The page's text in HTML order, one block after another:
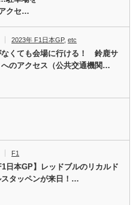
クセ…
2023年 F1日本GP,etc
なくても会場に行ける！ 鈴鹿サ
へのアクセス（公共交通機関…
F1
日本GP】レッドブルのリカルド
スタッペンが来日！…